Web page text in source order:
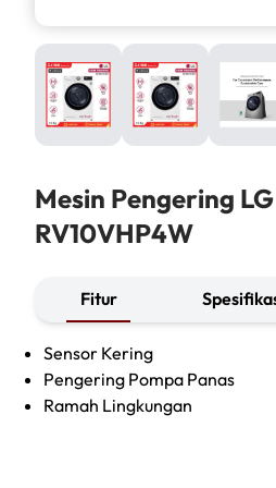
Mesin Pengering
RV10VHP4W
Fitur
Sensor Kering
Pengering Pompa Panas
Ramah Lingkungan